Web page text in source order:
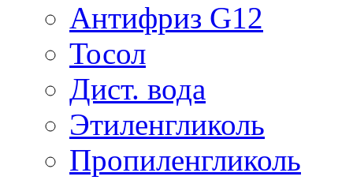
Антифриз G12
Тосол
Дист. вода
Этиленгликоль
Пропиленгликоль